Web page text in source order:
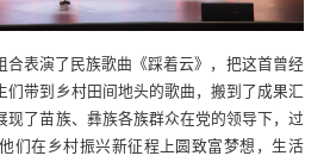
合表演了民族歌曲《踩着云》，把这首曾经
们带到乡村田间地头的歌曲，搬到了成果汇
现了苗族、彝族各族群众在党的领导下，过
们在乡村振兴新征程上圆致富梦想，生活